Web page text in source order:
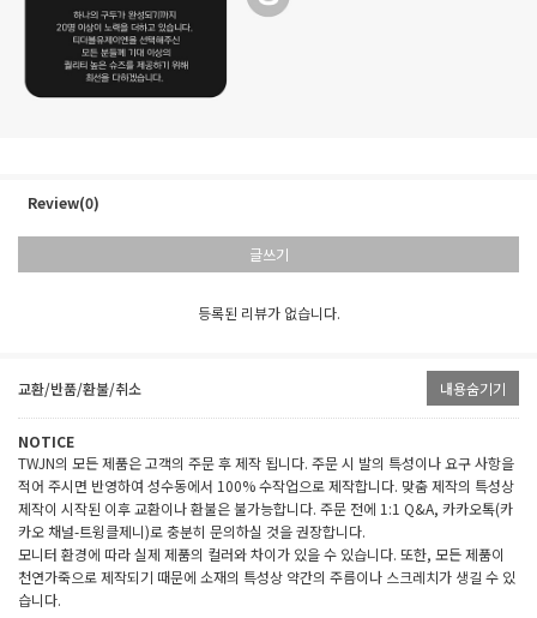
Review(0)
글쓰기
등록된 리뷰가 없습니다.
교환/반품/환불/취소 내용숨기기
NOTICE
TWJN의 모든 제품은 고객의 주문 후 제작 됩니다. 주문 시 발의 특성이나 요구 사항을
적어 주시면 반영하여 성수동에서 100% 수작업으로 제작합니다. 맞춤 제작의 특성상
제작이 시작된 이후 교환이나 환불은 불가능합니다. 주문 전에 1:1 Q&A, 카카오톡(카
카오 채널-트윙클제니)로 충분히 문의하실 것을 권장합니다.
모니터 환경에 따라 실제 제품의 컬러와 차이가 있을 수 있습니다. 또한, 모든 제품이
천연가죽으로 제작되기 때문에 소재의 특성상 약간의 주름이나 스크레치가 생길 수 있
습니다.